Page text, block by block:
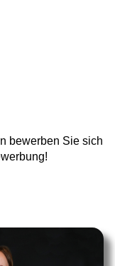
bewerben Sie sich